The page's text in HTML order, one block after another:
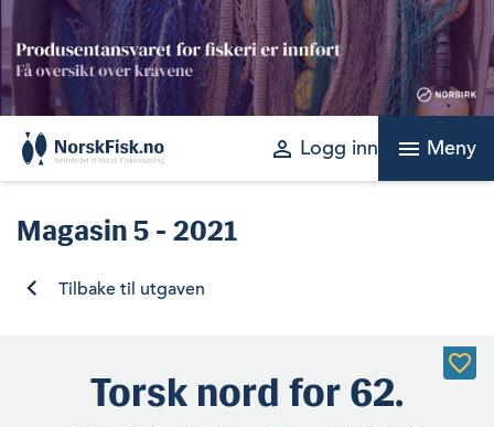
Skip
to
content
perm_identity Logg inn menu Meny
Magasin5 - 2021
Tilbake til utgaven
Torsk nord for 62.